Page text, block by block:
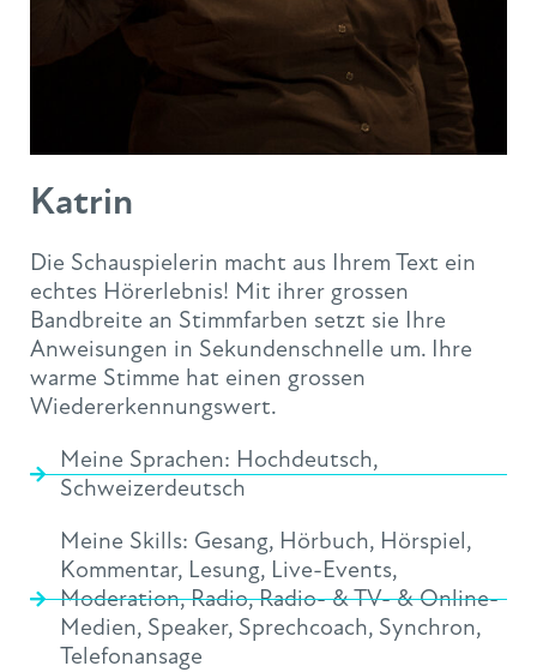
Katrin
Die Schauspielerin macht aus Ihrem Text ein
echtes Hörerlebnis! Mit ihrer grossen
Bandbreite an Stimmfarben setzt sie Ihre
Anweisungen in Sekundenschnelle um. Ihre
warme Stimme hat einen grossen
Wiedererkennungswert.
Meine Sprachen: Hochdeutsch,
Schweizerdeutsch
Meine Skills: Gesang, Hörbuch, Hörspiel,
Kommentar, Lesung, Live-Events,
Moderation,Radio,Radio- & TV- & Online-
Medien, Speaker, Sprechcoach, Synchron,
Telefonansage